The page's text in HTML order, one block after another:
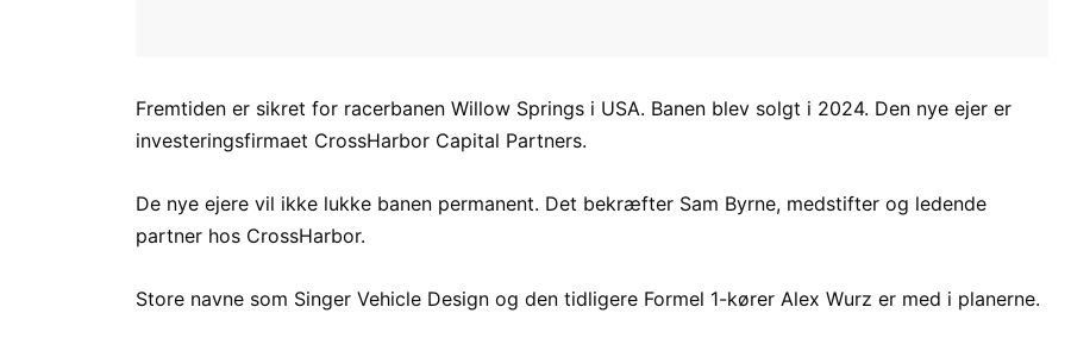
Fremtiden er sikret for racerbanen Willow Springs i USA. Banen blev solgt i 2024. Den nye ejer er
investeringsfirmaet CrossHarbor Capital Partners.
De nye ejere vil ikke lukke banen permanent. Det bekræfter Sam Byrne, medstifter og ledende
partner hos CrossHarbor.
Store navne som Singer Vehicle Design og den tidligere Formel 1-kører Alex Wurz er med i planerne.